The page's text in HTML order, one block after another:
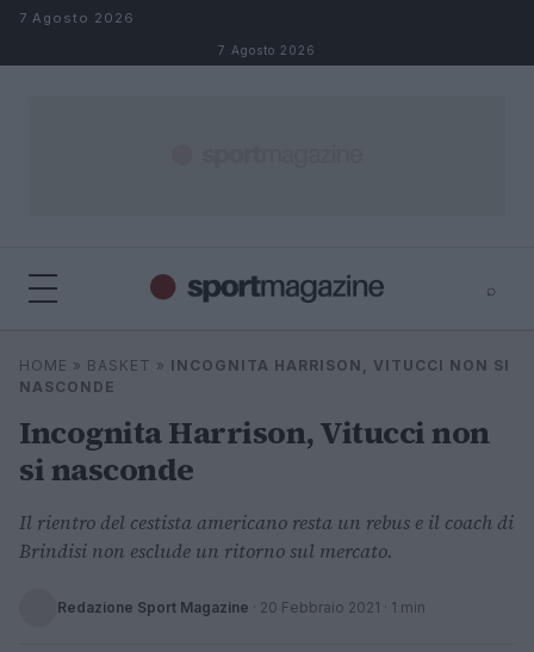
Salta al contenuto
7 Agosto 2026
7 Agosto 2026
⌕
Cerca
⌕ ×
HOME » BASKET » INCOGNITA HARRISON, VITUCCI NON SI
NASCONDE
Incognita Harrison, Vitucci non
si nasconde
Il rientro del cestista americano resta un rebus e il coach di
Brindisi non esclude un ritorno sul mercato.
Redazione Sport Magazine · 20 Febbraio 2021 · 1 min